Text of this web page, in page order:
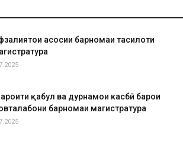
асосии барномаи таҳсилоти
қабул ва дурнамои касбӣ барои
барномаи магистратура